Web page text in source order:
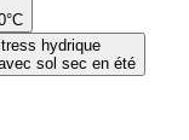
hydrique
sol sec en été